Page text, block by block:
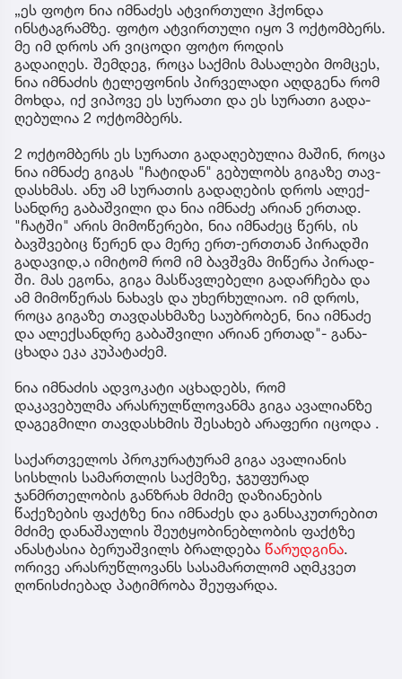
„ეს ფოტო ნია იმნაძეს ატვირთული ჰქონდა
ინსტაგრამზე. ფოტო ატვირთული იყო 3 ოქტომბერს.
მე იმ დროს არ ვიცოდი ფოტო როდის
გადაიღეს. შემ­დეგ, როცა საქ­მის მა­სა­ლე­ბი მომ­ცეს,
ნია იმ­ნა­ძის ტე­ლე­ფო­ნის პირ­ვე­ლა­დი აღ­დგე­ნა რომ
მოხ­და, იქ ვი­პო­ვე ეს სუ­რა­თი და ეს სუ­რა­თი გა­და­
ღე­ბუ­ლია 2 ოქ­ტომ­ბერს.
2 ოქ­ტომ­ბერს ეს სუ­რა­თი გა­და­ღე­ბუ­ლია მა­შინ, როცა
ნია იმ­ნა­ძე გი­გას "ჩა­ტი­დან" გე­ბუ­ლობს გი­გა­ზე თავ­
დას­ხმას. ანუ ამ სუ­რა­თის გა­და­ღე­ბის დროს ალექ­
სან­დრე გა­ბაშ­ვი­ლი და ნია იმ­ნა­ძე არი­ან ერ­თად.
"ჩატ­ში" არის მი­მო­წე­რე­ბი, ნია იმ­ნა­ძეც წერს, ის
ბავ­შვე­ბიც წე­რენ და მერე ერთ-ერ­თთან პი­რად­ში
გა­და­ვი­დ,ა იმი­ტომ რომ იმ ბავ­შვმა მი­წე­რა პი­რად­
ში. მას ეგო­ნა, გიგა მას­წავ­ლე­ბე­ლი გა­დარ­ჩე­ბა და
ამ მი­მო­წე­რას ნა­ხავს და უხერ­ხუ­ლი­აო. იმ დროს,
როცა გი­გა­ზე თავ­დას­ხმა­ზე სა­უბ­რო­ბენ, ნია იმ­ნა­ძე
და ალექ­სან­დრე გა­ბაშ­ვი­ლი არი­ან ერ­თად"- გა­ნა­
ცხა­და ეკა კუ­პა­ტა­ძემ.
ნია იმნაძის ადვოკატი აცხადებს, რომ
დაკავებულმა არასრულწლოვანმა გიგა ავალიანზე
დაგეგმილი თავდასხმის შესახებ არაფერი იცოდა .
საქართველოს პროკურატურამ გიგა ავალიანის
სისხლის სამართლის საქმეზე, ჯგუფურად
ჯანმრთელობის განზრახ მძიმე დაზიანების
წაქეზების ფაქტზე ნია იმნაძეს და განსაკუთრებით
მძიმე დანაშაულის შეუტყობინებლობის ფაქტზე
ანასტასია ბერუაშვილს ბრალდება წარუდგინა.
ორივე არასრუწლოვანს სასამართლომ აღმკვეთ
ღონისძიებად პატიმრობა შეუფარდა.